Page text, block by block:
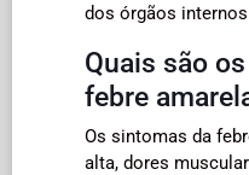
dos órgãos
Quais são
febre
Os sintomas da
alta, dores